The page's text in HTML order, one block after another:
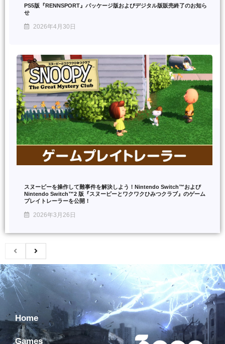
PS5版『RENNSPORT』パッケージ版およびデジタル版販売終了のお知ら
せ
2026年4月30日
スヌーピーを操作して難事件を解決しよう！Nintendo Switch™および
Nintendo Switch™2 版『スヌーピーとワクワクひみつクラブ』のゲーム
プレイトレーラーを公開！
2026年3月26日
Home
Games